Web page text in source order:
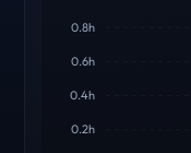
0.8h
0.6h
0.4h
0.2h